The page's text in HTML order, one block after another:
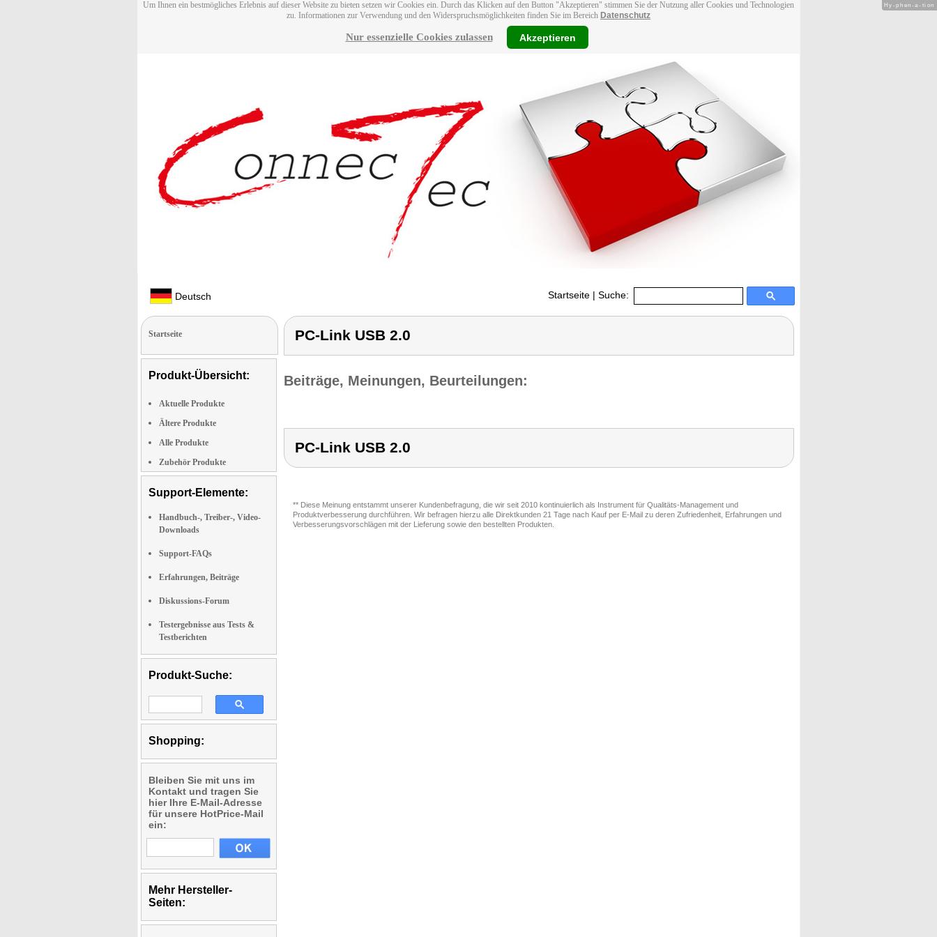
Um Ihnen ein bestmögliches Erlebnis auf dieser Website zu bieten setzen wir Cookies ein. Durch das Klicken auf den Button "Akzeptieren" stimmen Sie der Nutzung aller Cookies und Technologien
zu. Informationen zur Verwendung und den Widerspruchsmöglichkeiten finden Sie im Bereich Datenschutz
Nur essenzielle Cookies zulassen Akzeptieren
Deutsch Startseite | Suche:
Startseite
Produkt-Übersicht:
Aktuelle Produkte
Ältere Produkte
Alle Produkte
Zubehör Produkte
Support-Elemente:
Handbuch-, Treiber-, Video-
Downloads
Support-FAQs
Erfahrungen, Beiträge
Diskussions-Forum
Testergebnisse aus Tests &
Testberichten
Produkt-Suche:
Shopping:
Bleiben Sie mit uns im
Kontakt und tragen Sie
hier Ihre E-Mail-Adresse
für unsere HotPrice-Mail
ein:
Mehr Hersteller-
Seiten:
PC-Link USB 2.0
Beiträge, Meinungen, Beurteilungen:
PC-Link USB 2.0
** Diese Meinung entstammt unserer Kundenbefragung, die wir seit 2010 kontinuierlich als Instrument für Qualitäts-Management und
Produktverbesserung durchführen. Wir befragen hierzu alle Direktkunden 21 Tage nach Kauf per E-Mail zu deren Zufriedenheit, Erfahrungen und
Verbesserungsvorschlägen mit der Lieferung sowie den bestellten Produkten.
Hy-phen-a-tion